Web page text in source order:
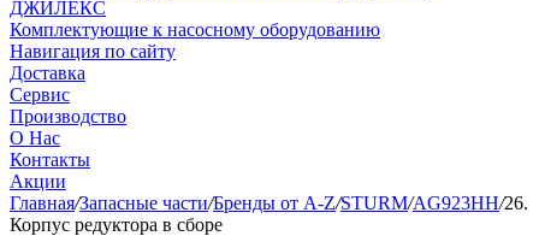
ДЖИЛЕКС
Комплектующие к насосному оборудованию
Навигация по сайту
Доставка
Сервис
Производство
О Нас
Контакты
Акции
Главная/Запасные части/Бренды от A-Z/STURM/AG923HH/26.
Корпус редуктора в сборе